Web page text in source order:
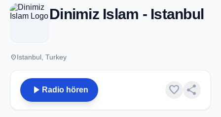
Dinimiz Islam - Istanbul
placeIstanbul, Turkey
play_arrow Radio hören favorite share